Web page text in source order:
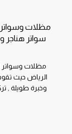
سواتر هناجر
مظلات وسواتر
الرياض حيث
وخبرة طويلة ,